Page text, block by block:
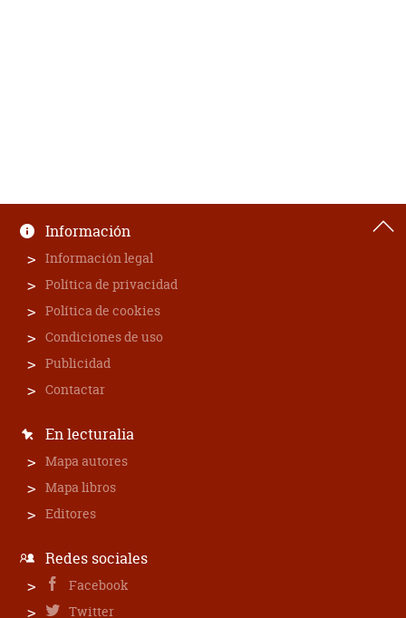
Información
Información legal
Política de privacidad
Política de cookies
Condiciones de uso
Publicidad
Contactar
En lecturalia
Mapa autores
Mapa libros
Editores
Redes sociales
Facebook
Twitter